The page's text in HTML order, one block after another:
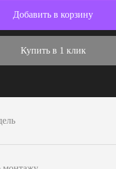
Добавить в корзину
Купить в 1 клик